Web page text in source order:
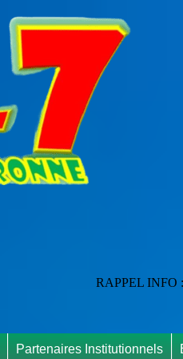
RAPPEL INFO : Vous
Partenaires Institutionnels